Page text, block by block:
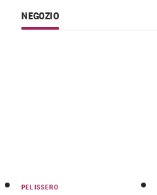
NEGOZIO
PELISSERO